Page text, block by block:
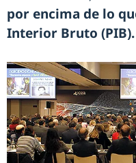
por encima de lo
Interior Bruto (PIB).